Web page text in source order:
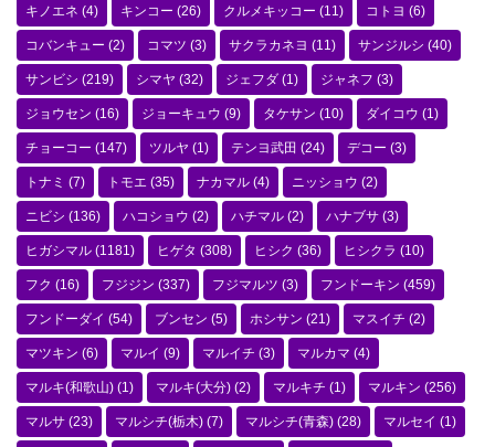
キノエネ (4) キンコー (26) クルメキッコー (11) コトヨ (6)
コバンキュー (2) コマツ (3) サクラカネヨ (11) サンジルシ (40)
サンビシ (219) シマヤ (32) ジェフダ (1) ジャネフ (3)
ジョウセン (16) ジョーキュウ (9) タケサン (10) ダイコウ (1)
チョーコー (147) ツルヤ (1) テンヨ武田 (24) デコー (3)
トナミ (7) トモエ (35) ナカマル (4) ニッショウ (2)
ニビシ (136) ハコショウ (2) ハチマル (2) ハナブサ (3)
ヒガシマル (1181) ヒゲタ (308) ヒシク (36) ヒシクラ (10)
フク (16) フジジン (337) フジマルツ (3) フンドーキン (459)
フンドーダイ (54) ブンセン (5) ホシサン (21) マスイチ (2)
マツキン (6) マルイ (9) マルイチ (3) マルカマ (4)
マルキ(和歌山) (1) マルキ(大分) (2) マルキチ (1) マルキン (256)
マルサ (23) マルシチ(栃木) (7) マルシチ(青森) (28) マルセイ (1)